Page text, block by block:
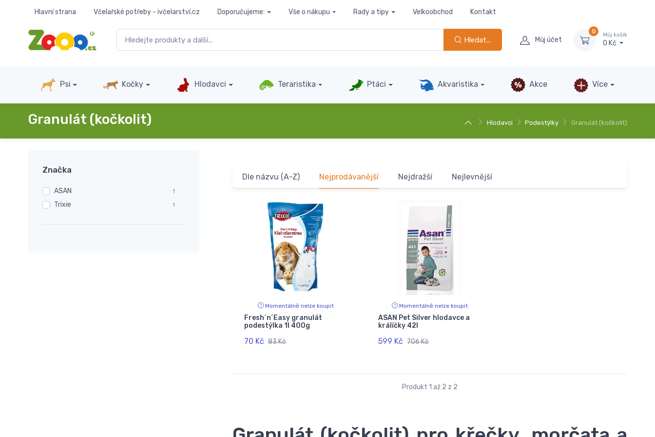
Hlavní strana Včelařské potřeby - ivčelarství.cz Doporučujeme: Vše o nákupu Rady a tipy Velkoobchod Kontakt
Hledat... Můj účet
0
Můj košík
0 Kč
Psi Kočky Hlodavci Teraristika Ptáci Akvaristika Akce Více
Hlodavci Podestýlky Granulát (kočkolit)
Granulát (kočkolit)
Značka
ASAN 1
Trixie 1
Dle názvu (A-Z) Nejprodávanější Nejdražší Nejlevnější
Momentálně nelze koupit
Fresh´n´Easy granulát
podestýlka 1l 400g
70 Kč 83 Kč
Momentálně nelze koupit
ASAN Pet Silver hlodavce a
králíčky 42l
599 Kč 706 Kč
Produkt 1 až 2 z 2